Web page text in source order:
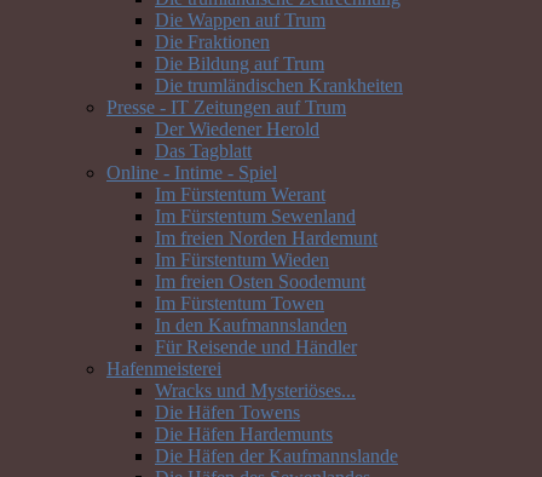
Die Wappen auf Trum
Die Fraktionen
Die Bildung auf Trum
Die trumländischen Krankheiten
Presse - IT Zeitungen auf Trum
Der Wiedener Herold
Das Tagblatt
Online - Intime - Spiel
Im Fürstentum Werant
Im Fürstentum Sewenland
Im freien Norden Hardemunt
Im Fürstentum Wieden
Im freien Osten Soodemunt
Im Fürstentum Towen
In den Kaufmannslanden
Für Reisende und Händler
Hafenmeisterei
Wracks und Mysteriöses...
Die Häfen Towens
Die Häfen Hardemunts
Die Häfen der Kaufmannslande